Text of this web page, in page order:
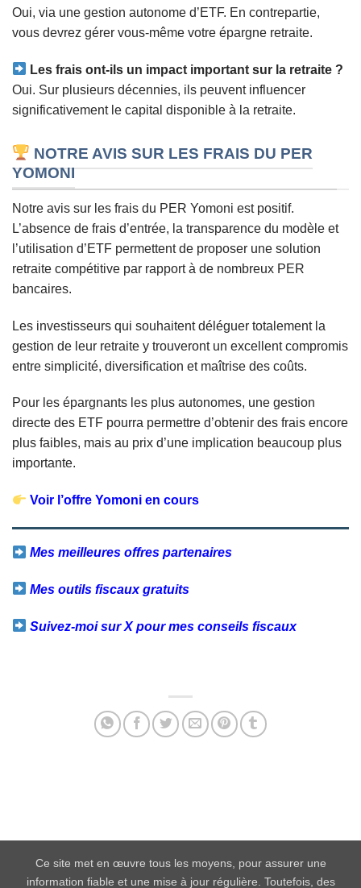
Oui, via une gestion autonome d’ETF. En contrepartie,
vous devrez gérer vous-même votre épargne retraite.
Les frais ont-ils un impact important sur la retraite ?
Oui. Sur plusieurs décennies, ils peuvent influencer
significativement le capital disponible à la retraite.
NOTRE AVIS SUR LES FRAIS DU PER
YOMONI
Notre avis sur les frais du PER Yomoni est positif.
L’absence de frais d’entrée, la transparence du modèle et
l’utilisation d’ETF permettent de proposer une solution
retraite compétitive par rapport à de nombreux PER
bancaires.
Les investisseurs qui souhaitent déléguer totalement la
gestion de leur retraite y trouveront un excellent compromis
entre simplicité, diversification et maîtrise des coûts.
Pour les épargnants les plus autonomes, une gestion
directe des ETF pourra permettre d’obtenir des frais encore
plus faibles, mais au prix d’une implication beaucoup plus
importante.
Voir l’offre Yomoni en cours
Mes meilleures offres partenaires
Mes outils fiscaux gratuits
Suivez-moi sur X pour mes conseils fiscaux
Ce site met en œuvre tous les moyens, pour assurer une
information fiable et une mise à jour régulière. Toutefois, des